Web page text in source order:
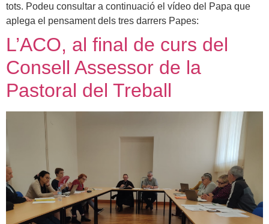
tots. Podeu consultar a continuació el vídeo del Papa que
aplega el pensament dels tres darrers Papes:
L’ACO, al final de curs del
Consell Assessor de la
Pastoral del Treball